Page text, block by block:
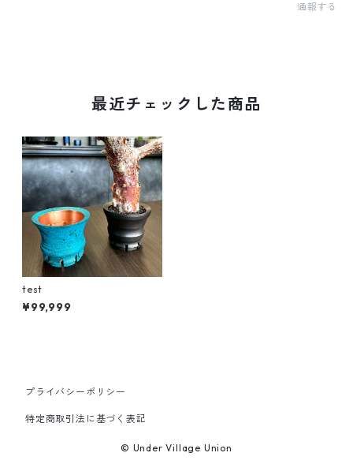
通報する
最近チェックした商品
test
¥99,999
プライバシーポリシー
特定商取引法に基づく表記
© Under Village Union